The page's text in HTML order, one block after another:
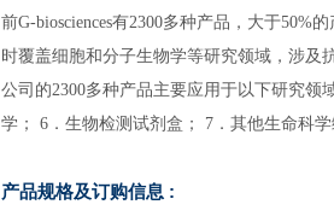
前G-biosciences有2300多种产品，大于
时覆盖细胞和分子生物学等研究领域，涉及
公司的2300多种产品主要应用于以下研究领
学； 6．生物检测试剂盒； 7．其他生命科学
产品规格及订购信息 :